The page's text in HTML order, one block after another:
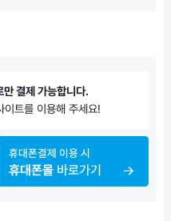
만 결제 가능합니다.
이트를 이용해 주세요!
휴대폰결제 이용 시
휴대폰몰 바로가기